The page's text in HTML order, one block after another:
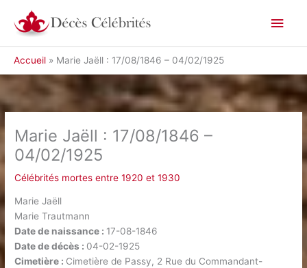
contenu
Accueil Marie Jaëll : 17/08/1846 – 04/02/1925
Marie Jaëll : 17/08/1846 –
04/02/1925
Célébrités mortes entre 1920 et 1930
Marie Jaëll
Marie Trautmann
Date de naissance : 17-08-1846
Date de décès : 04-02-1925
Cimetière : Cimetière de Passy, 2 Rue du Commandant-